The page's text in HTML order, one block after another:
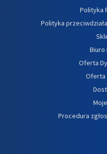
Polityka
Polityka
Biuro
Oferta
Oferta
Procedura